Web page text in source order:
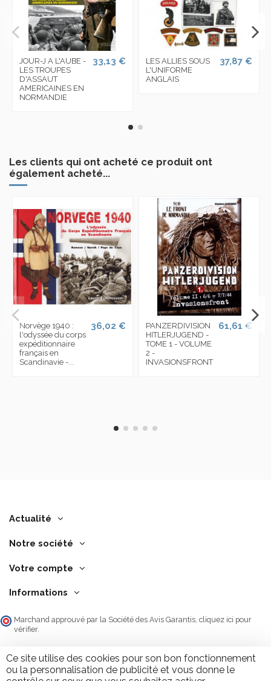
JOUR-J A L'AUBE -
LES TROUPES
D'ASSAUT
AMERICAINES EN
NORMANDIE
33,13 €
LES ALLIES SOUS
L'UNIFORME
ANGLAIS
37,87 €
Les clients qui ont acheté ce produit ont
également acheté...
Norvège 1940 :
l'odyssée du corps
expéditionnaire
français en
Scandinavie -...
36,02 €
PANZERDIVISION
HITLERJUGEND -
TOME 1 - VOLUME
2 -
INVASIONSFRONT
61,61 €
Actualité
Notre société
Votre compte
Informations
Marchand approuvé par la Société des Avis Garantis, cliquez ici pour
vérifier.
Ce site utilise des cookies pour son bon fonctionnement
ou la personnalisation de publicité et vous donne le